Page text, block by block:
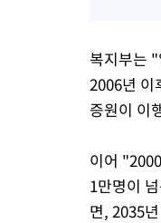
복지부는
2006년 이
증원이 이
이어
1만명이
면, 2035